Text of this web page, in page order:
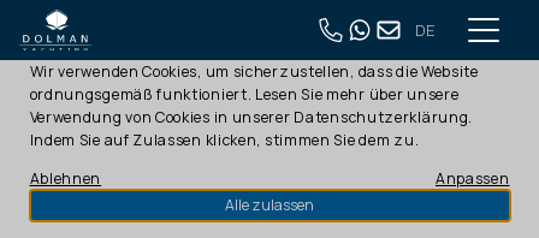
DE
Diese Webseite verwendet Cookies
Wir verwenden Cookies, um sicherzustellen, dass die Website
ordnungsgemäß funktioniert. Lesen Sie mehr über unsere
Verwendung von Cookies in unserer Datenschutzerklärung.
Indem Sie auf Zulassen klicken, stimmen Sie dem zu.
Alle zulassen
Anpassen
Ablehnen